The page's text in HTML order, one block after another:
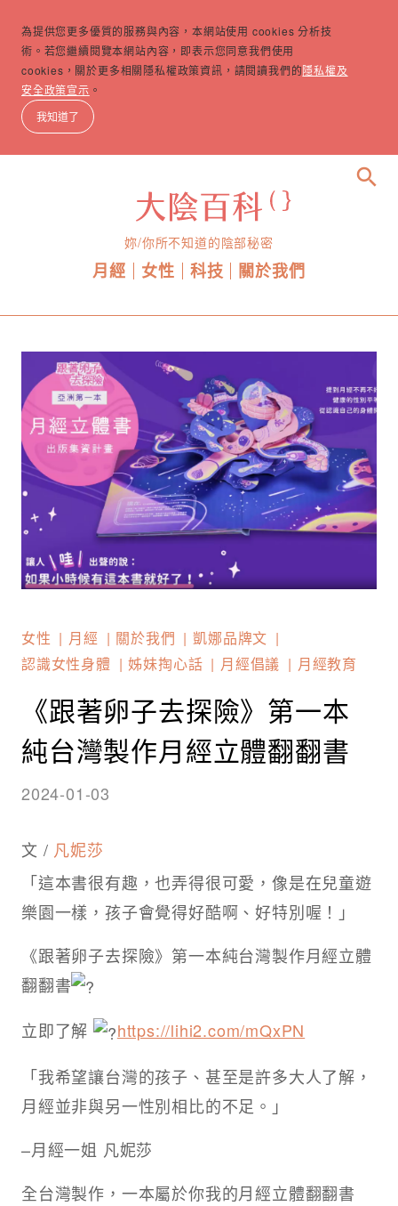
為提供您更多優質的服務與內容，本網站使用 cookies 分析技
術。若您繼續閱覽本網站內容，即表示您同意我們使用
cookies，關於更多相關隱私權政策資訊，請閱讀我們的隱私權及
安全政策宣示 。
我知道了
妳/你所不知道的陰部秘密
月經 女性 科技 關於我們
search
女性 月經 關於我們
凱娜品牌文
認識女性身體
姊妹掏心話 月經倡議 月經教育
《跟著卵子去探險》第一本
純台灣製作月經立體翻翻書
2024-01-03
文 / 凡妮莎
「這本書很有趣，也弄得很可愛，像是在兒童遊
樂園一樣，孩子會覺得好酷啊、好特別喔！」
《跟著卵子去探險》第一本純台灣製作月經立體
翻翻書
立即了解
https://lihi2.com/mQxPN
「我希望讓台灣的孩子、甚至是許多大人了解，
月經並非與另一性別相比的不足。」
–月經一姐 凡妮莎
全台灣製作，一本屬於你我的月經立體翻翻書